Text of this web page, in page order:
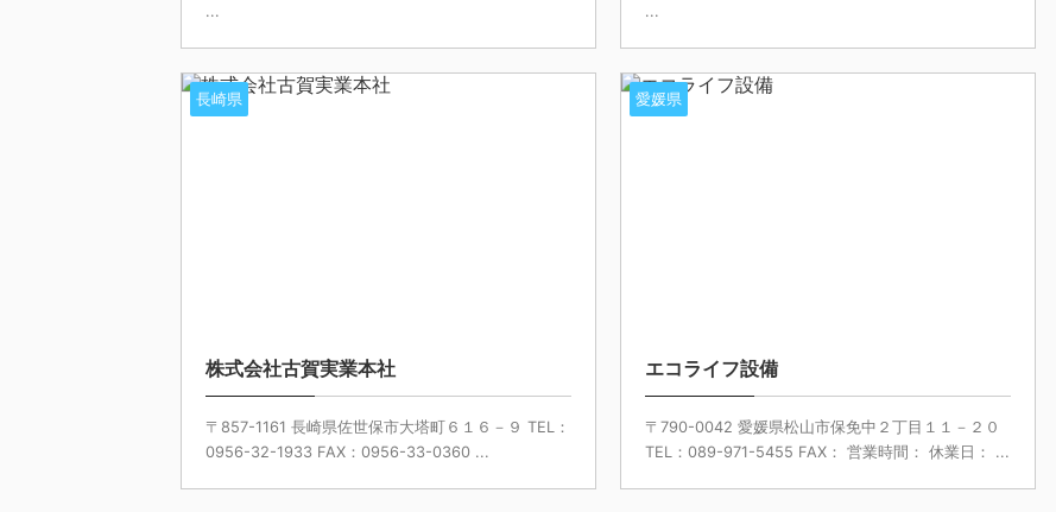
...
...
長崎県
株式会社古賀実業本社
〒857-1161 長崎県佐世保市大塔町６１６－９ TEL：
0956-32-1933 FAX：0956-33-0360 ...
愛媛県
エコライフ設備
〒790-0042 愛媛県松山市保免中２丁目１１－２０
TEL：089-971-5455 FAX： 営業時間： 休業日： ...